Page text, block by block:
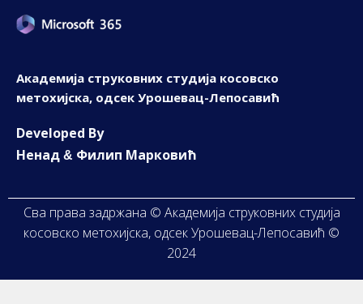
Академија струковних студија косовско
метохијска, одсек Урошевац-Лепосавић
Developed By
Ненад & Филип Марковић
Сва права задржана © Академија струковних студија
косовско метохијска, одсек Урошевац-Лепосавић ©
2024